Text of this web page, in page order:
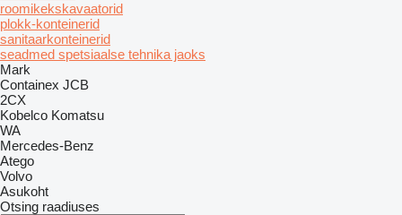
roomikekskavaatorid
plokk-konteinerid
sanitaarkonteinerid
seadmed spetsiaalse tehnika jaoks
Mark
Containex JCB
2CX
Kobelco Komatsu
WA
Mercedes-Benz
Atego
Volvo
Asukoht
Otsing raadiuses